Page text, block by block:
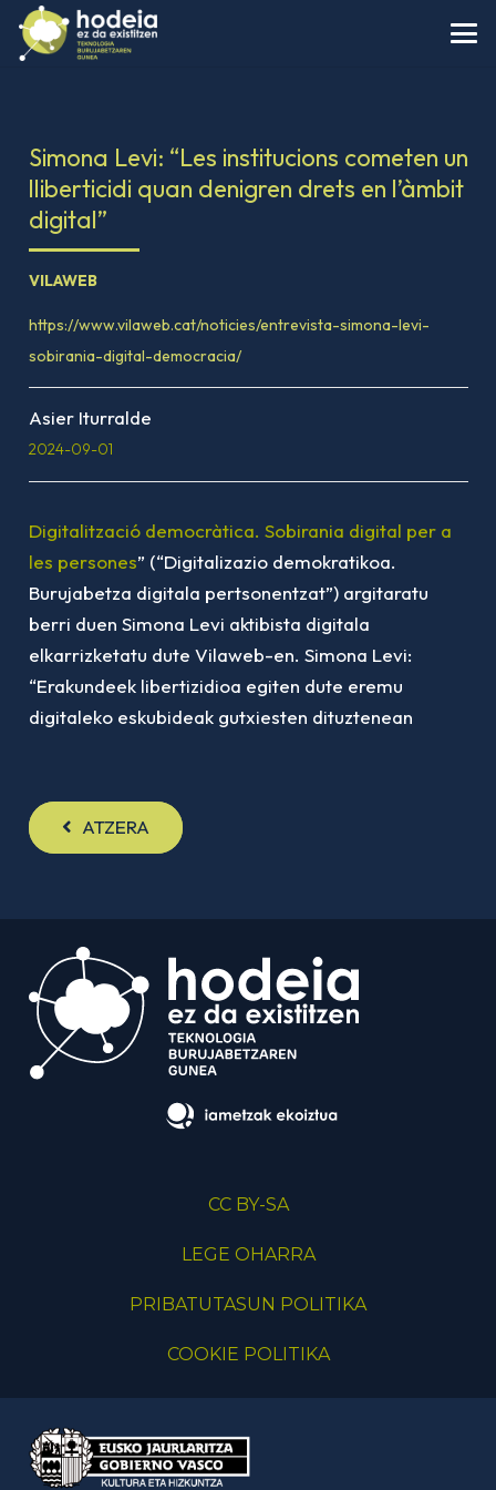
Simona Levi: “Les institucions cometen un
lliberticidi quan denigren drets en l’àmbit
digital”
VILAWEB
https://www.vilaweb.cat/noticies/entrevista-simona-levi-
sobirania-digital-democracia/
Asier Iturralde
2024-09-01
Digitalització democràtica. Sobirania digital per a
les persones” (“Digitalizazio demokratikoa.
Burujabetza digitala pertsonentzat”) argitaratu
berri duen Simona Levi aktibista digitala
elkarrizketatu dute Vilaweb-en. Simona Levi:
“Erakundeek libertizidioa egiten dute eremu
digitaleko eskubideak gutxiesten dituztenean
ATZERA
CC BY-SA
LEGE OHARRA
PRIBATUTASUN POLITIKA
COOKIE POLITIKA